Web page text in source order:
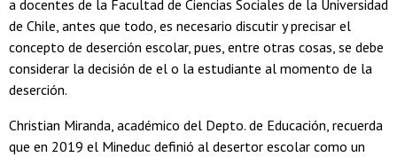
a docentes de la Facultad de Ciencias Sociales de la Universidad
de Chile, antes que todo, es necesario discutir y precisar el
concepto de deserción escolar, pues, entre otras cosas, se debe
considerar la decisión de el o la estudiante al momento de la
deserción.
Christian Miranda, académico del Depto. de Educación, recuerda
que en 2019 el Mineduc definió al desertor escolar como un